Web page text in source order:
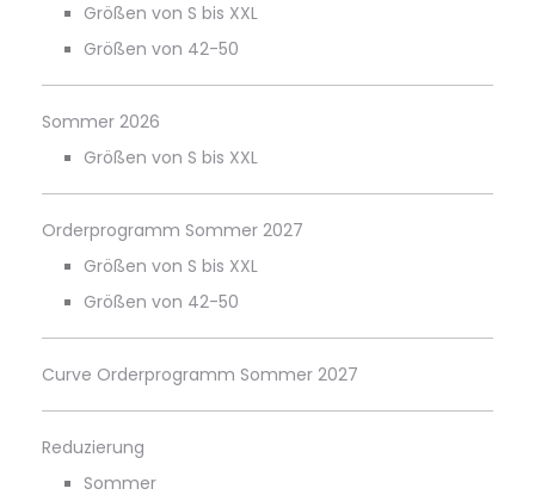
Größen von S bis XXL
Größen von 42-50
Sommer 2026
Größen von S bis XXL
Orderprogramm Sommer 2027
Größen von S bis XXL
Größen von 42-50
Curve Orderprogramm Sommer 2027
Reduzierung
Sommer